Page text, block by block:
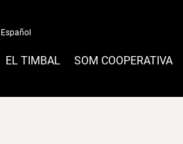
Español
EL TIMBAL SOM COOPERATIVA